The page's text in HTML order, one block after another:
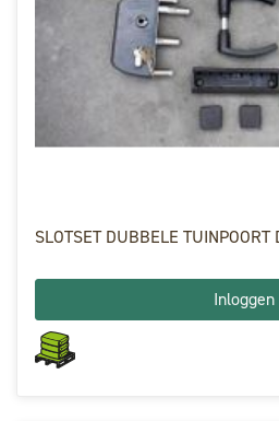
SLOTSET DUBBELE TUINPOORT
Inloggen